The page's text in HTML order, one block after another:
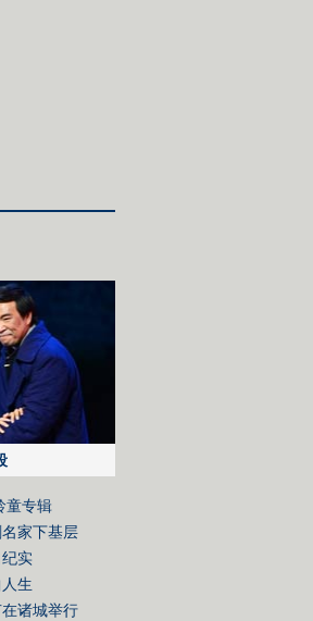
童专辑
家下基层
实
生
诸城举行